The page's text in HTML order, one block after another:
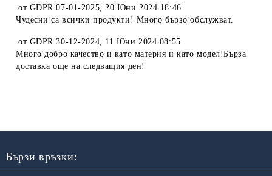
от GDPR 07-01-2025,20 Юни 2024 18:46
Чудесни са всички продукти! Много бързо обслужват.
от GDPR 30-12-2024, 11 Юни 2024 08:55
Много добро качество и като материя и като модел!Бърза
доставка още на следващия ден!
Бързи връзки: